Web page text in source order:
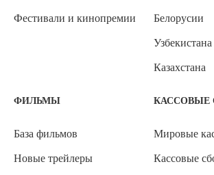
Фестивали и кинопремии Белорусии
Узбекистана
Казахстана
ФИЛЬМЫ
База фильмов
Новые трейлеры
КАССОВЫЕ
Мировые
Кассовые